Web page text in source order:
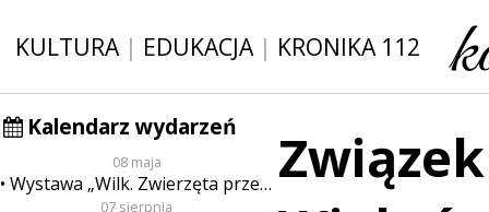
KULTURA| EDUKACJA| KRONIKA 112
Kalendarz wydarzeń
08 maja
Wystawa „Wilk. Zwierzęta przeklęte”
07 sierpnia